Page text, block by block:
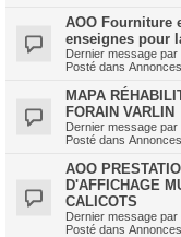
AOO Fourniture
enseignes pour
Dernier message par
Posté dans
MAPA
FORAIN VARLIN
Dernier message par
Posté dans
AOO
D'AFFICHAGE
CALICOTS
Dernier message par
Posté dans